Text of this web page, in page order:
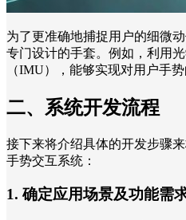
为了更准确地捕捉用户的细微
专门设计的手套。例如，利用
（IMU），能够实现对用户手
二、系统开发流程
接下来将介绍具体的开发步骤
手势交互系统：
1. 确定应用场景及功能需